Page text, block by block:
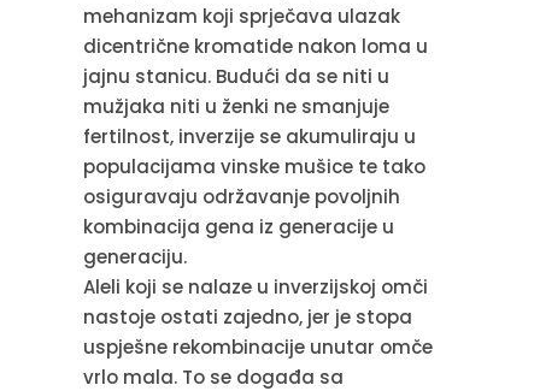
mehanizam koji sprječava ulazak
dicentrične kromatide nakon loma u
jajnu stanicu. Budući da se niti u
mužjaka niti u ženki ne smanjuje
fertilnost, inverzije se akumuliraju u
populacijama vinske mušice te tako
osiguravaju održavanje povoljnih
kombinacija gena iz generacije u
generaciju.
Aleli koji se nalaze u inverzijskoj omči
nastoje ostati zajedno, jer je stopa
uspješne rekombinacije unutar omče
vrlo mala. To se događa sa